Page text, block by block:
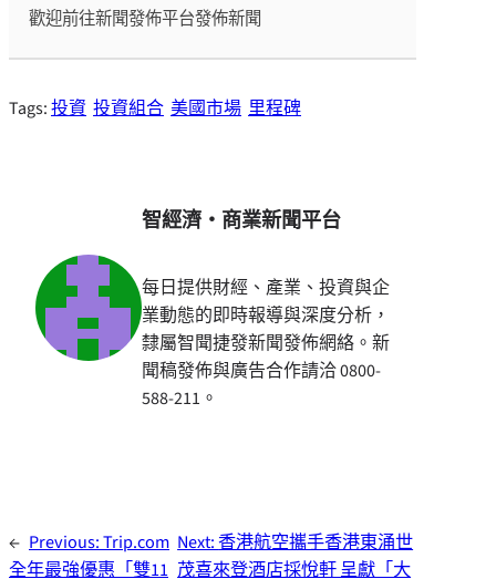
歡迎前往新聞發佈平台發佈新聞
Tags:投資 投資組合 美國市場 里程碑
智經濟・商業新聞平台
每日提供財經、產業、投資與企
業動態的即時報導與深度分析，
隸屬智聞捷發新聞發佈網絡。新
聞稿發佈與廣告合作請洽 0800-
588-211。
← Previous:Trip.com
全年最強優惠「雙11
Next:香港航空攜手香港東涌世
茂喜來登酒店採悅軒 呈獻「大